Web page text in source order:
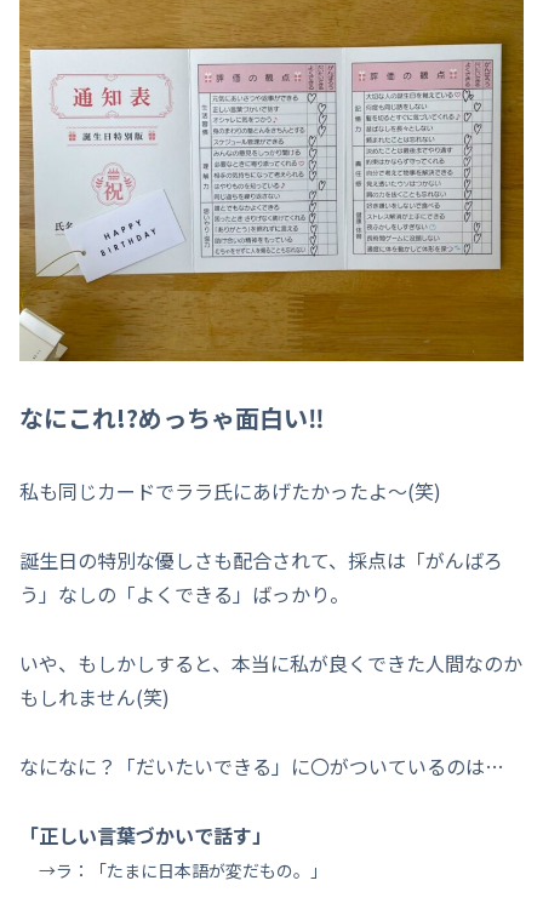
なにこれ!?めっちゃ面白い‼
私も同じカードでララ氏にあげたかったよ～(笑)
誕生日の特別な優しさも配合されて、採点は「がんばろ
う」なしの「よくできる」ばっかり。
いや、もしかしすると、本当に私が良くできた人間なのか
もしれません(笑)
なになに？「だいたいできる」に〇がついているのは…
「正しい言葉づかいで話す」
→ラ：「たまに日本語が変だもの。」